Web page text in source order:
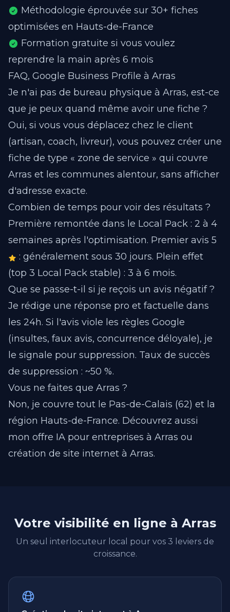
Méthodologie éprouvée sur 30+ fiches
optimisées en Hauts-de-France
Formation gratuite si vous voulez
reprendre la main après 6 mois
FAQ, Google Business Profile à Arras
Je n'ai pas de bureau physique à Arras, est-ce
que je peux quand même avoir une fiche ?
Oui, si vous vous déplacez chez le client
(artisan, coach, livreur), vous pouvez créer une
fiche de type « zone de service » qui couvre
Arras et les communes alentour, sans afficher
d'adresse exacte.
Combien de temps pour voir des résultats ?
Première remontée dans le Local Pack : 2 à 4
semaines après l'optimisation. Premier avis 5
: généralement sous 30 jours. Plein effet
(top 3 Local Pack stable) : 3 à 6 mois.
Que se passe-t-il si je reçois un avis négatif ?
Je rédige une réponse pro et factuelle dans
les 24h. Si l'avis viole les règles Google
(insultes, faux avis, concurrence déloyale), je
le signale pour suppression. Taux de succès
de suppression : ~50 %.
Vous ne faites que Arras ?
Non, je couvre tout le Pas-de-Calais (62) et la
région Hauts-de-France. Découvrez aussi
mon offre IA pour entreprises à Arras ou
création de site internet à Arras.
Votre visibilité en ligne à Arras
Un seul interlocuteur local pour vos 3 leviers de
croissance.